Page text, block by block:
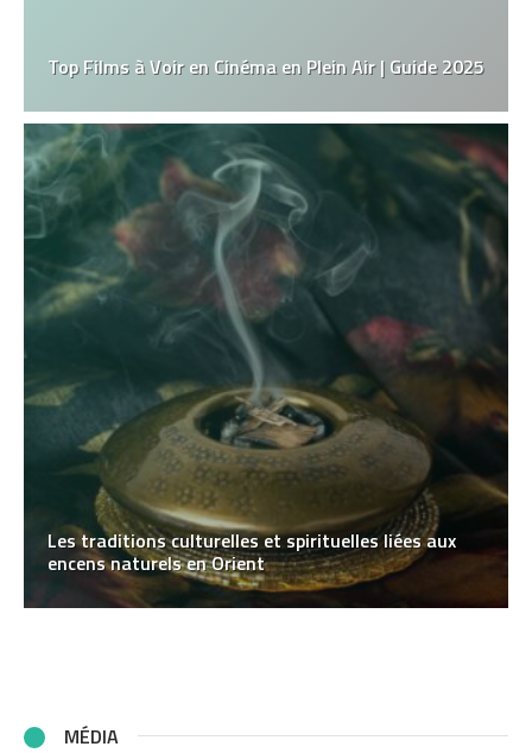
Top Films à Voir en Cinéma en Plein Air | Guide 2025
Les traditions culturelles et spirituelles liées aux
encens naturels en Orient
MÉDIA